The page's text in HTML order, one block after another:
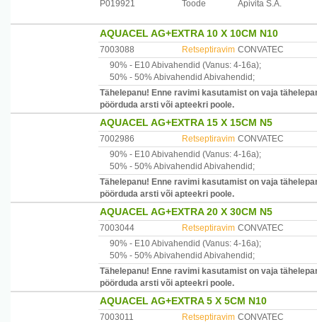
P019921 Toode Apivita S.A.
AQUACEL AG+EXTRA 10 X 10CM N10
7003088 Retseptiravim CONVATEC
90% - E10Abivahendid (Vanus: 4-16a);
50% - 50% Abivahendid Abivahendid ;
Tähelepanu! Enne ravimi kasutamist on vaja
pöörduda arsti või apteekri poole.
AQUACEL AG+EXTRA 15 X 15CM N5
7002986 Retseptiravim CONVATEC
90% - E10Abivahendid (Vanus: 4-16a);
50% - 50% Abivahendid Abivahendid ;
Tähelepanu! Enne ravimi kasutamist on vaja
pöörduda arsti või apteekri poole.
AQUACEL AG+EXTRA 20 X 30CM N5
7003044 Retseptiravim CONVATEC
90% - E10Abivahendid (Vanus: 4-16a);
50% - 50% Abivahendid Abivahendid ;
Tähelepanu! Enne ravimi kasutamist on vaja
pöörduda arsti või apteekri poole.
AQUACEL AG+EXTRA 5 X 5CM N10
7003011 Retseptiravim CONVATEC